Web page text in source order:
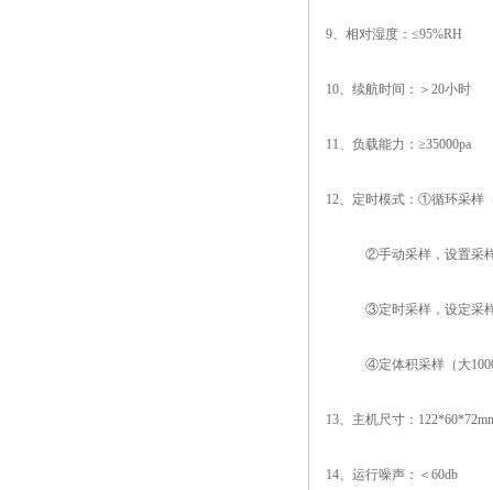
9、相对湿度：≤95%RH
10、续航时间：＞20小时
11、负载能力：≥35000pa
12、定时模式：①循环采样
②手动采样，设置采
③定时采样，设定采
④定体积采样（大
13、主机尺寸：
14、运行噪声：＜60db